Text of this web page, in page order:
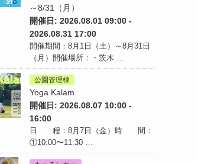
～8/31（月）
開催日: 2026.08.01 09:00 -
2026.08.31 17:00
開催期間：8月1日（土）～8月31日
（月）開催場所：・茨木 …
公園管理棟
Yoga Kalam
開催日: 2026.08.07 10:00 -
16:00
日 程：8月7日（金）時 間：
①10:00〜11:30 …